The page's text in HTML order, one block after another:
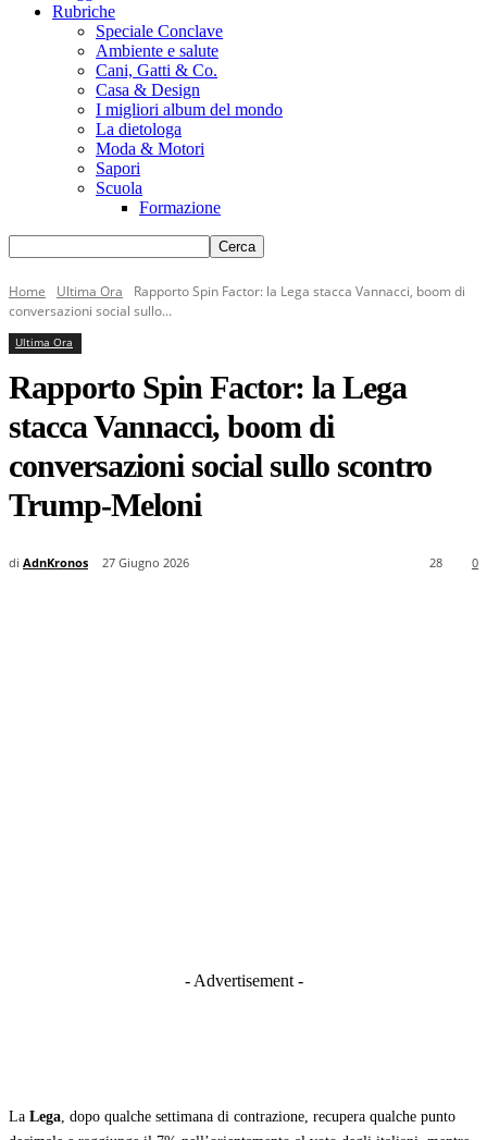
Rubriche
Speciale Conclave
Ambiente e salute
Cani, Gatti & Co.
Casa & Design
I migliori album del mondo
La dietologa
Moda & Motori
Sapori
Scuola
Formazione
Home Ultima Ora
Rapporto Spin Factor: la Lega stacca Vannacci, boom di
conversazioni social sullo...
Ultima Ora
Rapporto Spin Factor: la Lega
stacca Vannacci, boom di
conversazioni social sullo scontro
Trump-Meloni
di AdnKronos 27 Giugno 2026 0
28
- Advertisement -
La Lega, dopo qualche settimana di contrazione, recupera qualche punto